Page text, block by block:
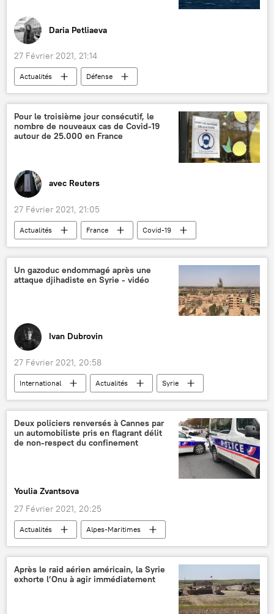
Daria Petliaeva
27 Février 2021, 21:14
Actualités
Défense
exercices militaires
OTAN
mer Noire
Roumanie
Pour le troisième jour consécutif, le
nombre de nouveaux cas de Covid-19
autour de 25.000 en France
avec Reuters
27 Février 2021, 21:05
Actualités France
Covid-19
vaccination
Un gazoduc endommagé après une
attaque djihadiste en Syrie - vidéo
Ivan Dubrovin
27 Février 2021, 20:58
International Actualités
Syrie
gazoduc
explosion Moyen-Orient
Deux policiers renversés à Cannes par
un automobiliste pris en flagrant délit
de non-respect du confinement
Youlia Zvantsova
27 Février 2021, 20:25
Actualités
Alpes-Maritimes
confinement
police
faits divers
France
Après le raid aérien américain, la Syrie
exhorte l’Onu à agir immédiatement